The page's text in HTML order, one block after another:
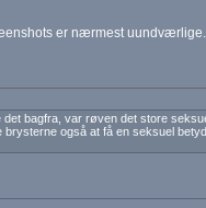
er nærmest uundværlige.
bagfra, var røven det store
også at få en seksuel